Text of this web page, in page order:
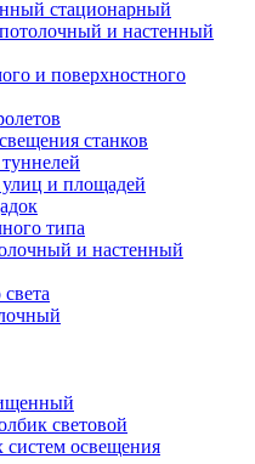
стационарный
и настенный
и поверхностного
станков
и площадей
типа
и настенный
световой
освещения